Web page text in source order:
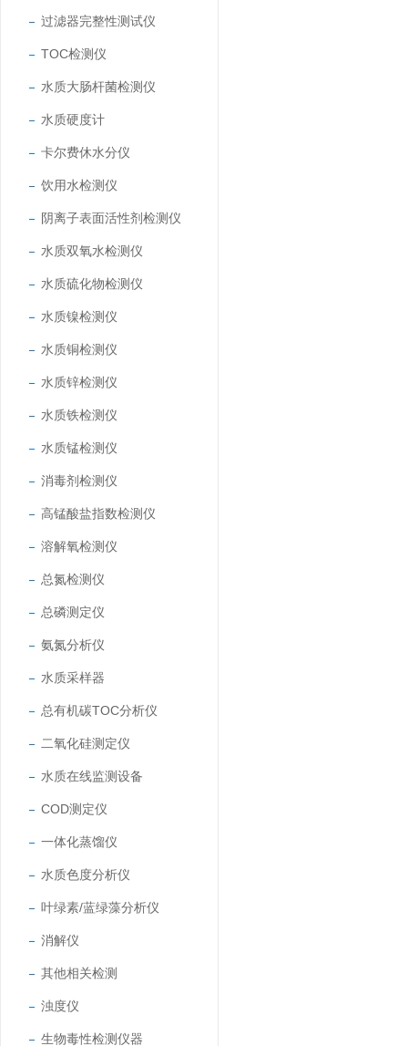
过滤器完整性测试仪
TOC检测仪
水质大肠杆菌检测仪
水质硬度计
卡尔费休水分仪
饮用水检测仪
阴离子表面活性剂检测仪
水质双氧水检测仪
水质硫化物检测仪
水质镍检测仪
水质铜检测仪
水质锌检测仪
水质铁检测仪
水质锰检测仪
消毒剂检测仪
高锰酸盐指数检测仪
溶解氧检测仪
总氮检测仪
总磷测定仪
氨氮分析仪
水质采样器
总有机碳TOC分析仪
二氧化硅测定仪
水质在线监测设备
COD测定仪
一体化蒸馏仪
水质色度分析仪
叶绿素/蓝绿藻分析仪
消解仪
其他相关检测
浊度仪
生物毒性检测仪器